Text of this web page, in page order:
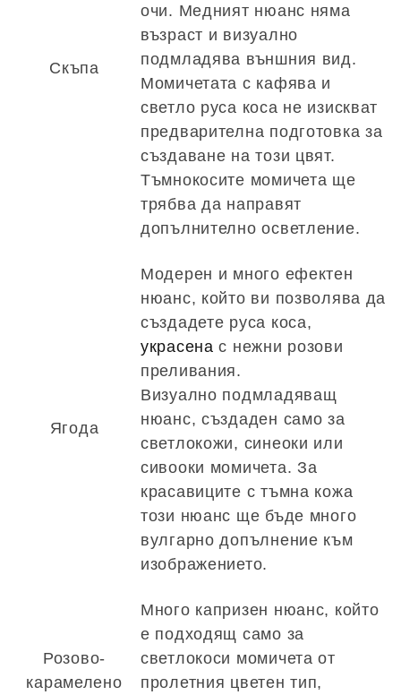
Скъпа
очи. Медният нюанс няма
възраст и визуално
подмладява външния вид.
Момичетата с кафява и
светло руса коса не изискват
предварителна подготовка за
създаване на този цвят.
Тъмнокосите момичета ще
трябва да направят
допълнително осветление.
Ягода
Модерен и много ефектен
нюанс, който ви позволява да
създадете руса коса,
украсена с нежни розови
преливания.
Визуално подмладяващ
нюанс, създаден само за
светлокожи, синеоки или
сивооки момичета. За
красавиците с тъмна кожа
този нюанс ще бъде много
вулгарно допълнение към
изображението.
Розово-
карамелено
Много капризен нюанс, който
е подходящ само за
светлокоси момичета от
пролетния цветен тип,